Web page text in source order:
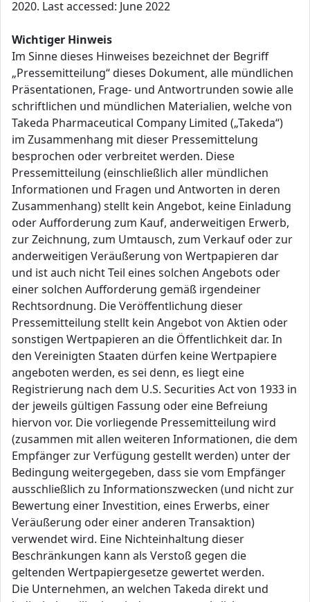
2020. Last accessed: June 2022
Wichtiger Hinweis
Im Sinne dieses Hinweises bezeichnet der Begriff
„Pressemitteilung“ dieses Dokument, alle mündlichen
Präsentationen, Frage- und Antwortrunden sowie alle
schriftlichen und mündlichen Materialien, welche von
Takeda Pharmaceutical Company Limited („Takeda“)
im Zusammenhang mit dieser Pressemittelung
besprochen oder verbreitet werden. Diese
Pressemitteilung (einschließlich aller mündlichen
Informationen und Fragen und Antworten in deren
Zusammenhang) stellt kein Angebot, keine Einladung
oder Aufforderung zum Kauf, anderweitigen Erwerb,
zur Zeichnung, zum Umtausch, zum Verkauf oder zur
anderweitigen Veräußerung von Wertpapieren dar
und ist auch nicht Teil eines solchen Angebots oder
einer solchen Aufforderung gemäß irgendeiner
Rechtsordnung. Die Veröffentlichung dieser
Pressemitteilung stellt kein Angebot von Aktien oder
sonstigen Wertpapieren an die Öffentlichkeit dar. In
den Vereinigten Staaten dürfen keine Wertpapiere
angeboten werden, es sei denn, es liegt eine
Registrierung nach dem U.S. Securities Act von 1933 in
der jeweils gültigen Fassung oder eine Befreiung
hiervon vor. Die vorliegende Pressemitteilung wird
(zusammen mit allen weiteren Informationen, die dem
Empfänger zur Verfügung gestellt werden) unter der
Bedingung weitergegeben, dass sie vom Empfänger
ausschließlich zu Informationszwecken (und nicht zur
Bewertung einer Investition, eines Erwerbs, einer
Veräußerung oder einer anderen Transaktion)
verwendet wird. Eine Nichteinhaltung dieser
Beschränkungen kann als Verstoß gegen die
geltenden Wertpapiergesetze gewertet werden.
Die Unternehmen, an welchen Takeda direkt und